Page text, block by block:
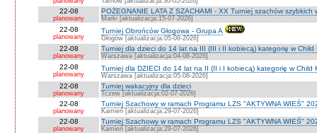
22-08
planowany
POŻEGNANIE LATA Z SZACHAMI - XX Turniej szachów szybkich
Marki [aktualizacja:15-07-2026]
22-08
planowany
Turniej Obrońców Głogowa - Grupa A
Głogów [aktualizacja:05-08-2026]
22-08
planowany
Turniej dla dzieci do 14 lat na III (III i II kobiecą) kategorię w Child
Warszawa [aktualizacja:04-08-2026]
22-08
planowany
Turniej dla DZIECI do 14 lat na II (II i I kobiecą) kategorię w Child
Warszawa [aktualizacja:05-08-2026]
22-08
planowany
Turniej wakacyjny dla dzieci
Tczew [aktualizacja:02-07-2026]
22-08
planowany
Turniej Szachowy w ramach Programu LZS "AKTYWNA WIEŚ"
Kamień [aktualizacja:29-07-2026]
22-08
planowany
Turniej Szachowy w ramach Programu LZS "AKTYWNA WIEŚ"
Kamień [aktualizacja:29-07-2026]